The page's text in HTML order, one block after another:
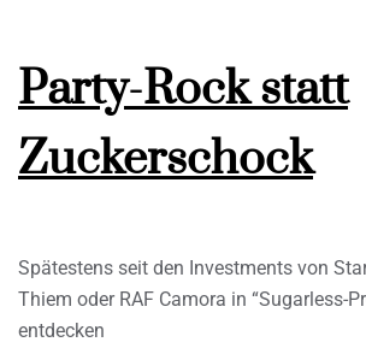
Party-Rock statt
Zuckerschock
Spätestens seit den Investments von
Thiem oder RAF Camora in “Sugarless-
entdecken